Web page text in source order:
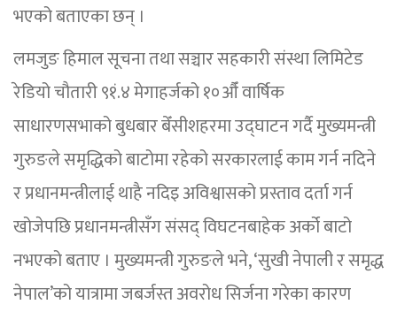
भएको बताएका छन् ।
लमजुङ हिमाल सूचना तथा सञ्चार सहकारी संस्था लिमिटेड
रेडियो चौतारी ९१ं.४ मेगाहर्जको १०औँ वार्षिक
साधारणसभाको बुधबार बेँसीशहरमा उद्घाटन गर्दै मुख्यमन्त्री
गुरुङले समृद्धिको बाटोमा रहेको सरकारलाई काम गर्न नदिने
र प्रधानमन्त्रीलाई थाहै नदिइ अविश्वासको प्रस्ताव दर्ता गर्न
खोजेपछि प्रधानमन्त्रीसँग संसद् विघटनबाहेक अर्को बाटो
नभएको बताए । मुख्यमन्त्री गुरुङले भने, ‘सुखी नेपाली र समृद्ध
नेपाल’को यात्रामा जबर्जस्त अवरोध सिर्जना गरेका कारण